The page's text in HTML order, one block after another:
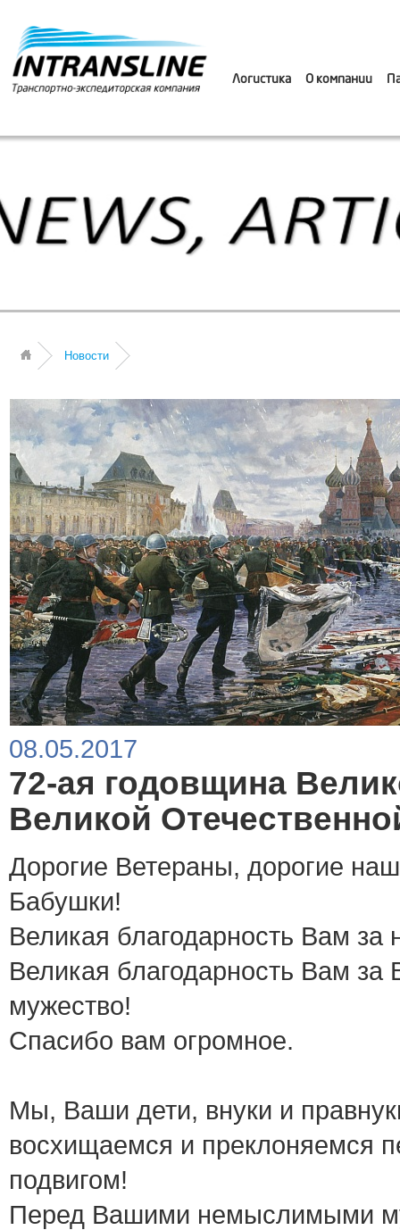
Логистика О компании
Новости
08.05.2017
72-ая годовщина
Великой
Дорогие Ветераны, дорогие
Бабушки!
Великая благодарность Вам
Великая благодарность Вам за
мужество!
Спасибо вам огромное.
Мы, Ваши дети, внуки и
восхищаемся и преклоняемся
подвигом!
Перед Вашими немыслимыми